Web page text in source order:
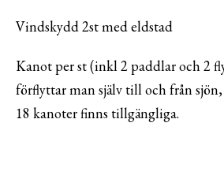
Vindskydd 2st med eldstad
Kanot per st (inkl 2 paddlar och 2
förflyttar man själv till och från
18 kanoter finns tillgängliga.